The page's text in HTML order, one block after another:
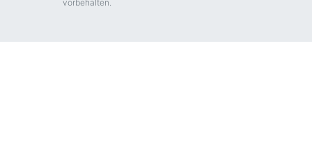
vorbehalten.